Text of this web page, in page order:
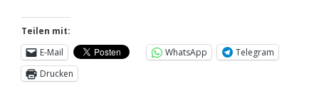
Teilen mit:
E-Mail
WhatsApp
Telegram
Drucken